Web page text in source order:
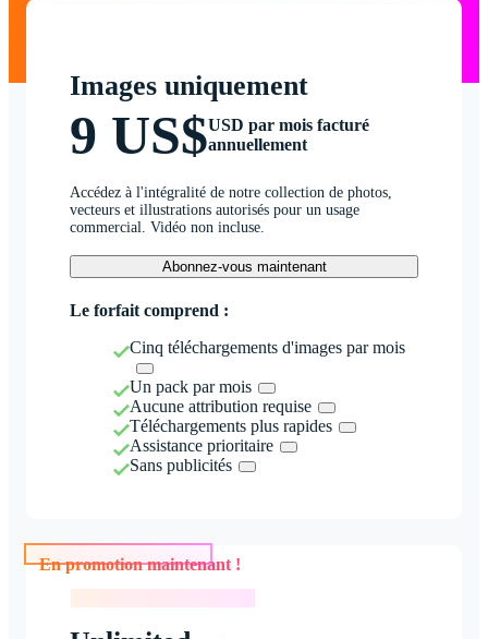
Images uniquement
9 US$USD par mois facturé
annuellement
Accédez à l'intégralité de notre collection de photos,
vecteurs et illustrations autorisés pour un usage
commercial. Vidéo non incluse.
Abonnez-vous maintenant
Le forfait comprend :
Cinq téléchargements d'images par mois
Un pack par mois
Aucune attribution requise
Téléchargements plus rapides
Assistance prioritaire
Sans publicités
En promotion maintenant !